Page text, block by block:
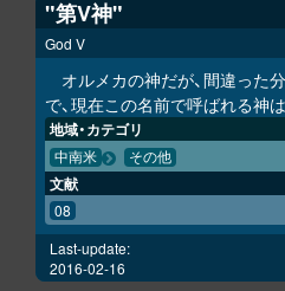
"第V神"
God V
オルメカの神だが、間違った
で、現在この名前で呼ばれる神は
地域・カテゴリ
中南米 その他
文献
08
Last-update:
2016-02-16